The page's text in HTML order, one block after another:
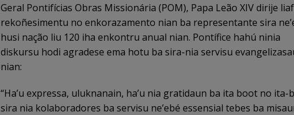
Geral Pontifícias Obras Missionária (POM), Papa Leão XIV dirije
rekoñesimentu no enkorazamento nian ba representante sira
husi nação liu 120 iha enkontru anual nian. Pontífice hahú ninia
diskursu hodi agradese ema hotu ba sira-nia servisu
nian:
“Ha’u expressa, uluknanain, ha’u nia gratidaun ba ita boot no ita-
sira nia kolaboradores ba servisu ne’ebé essensial tebes ba